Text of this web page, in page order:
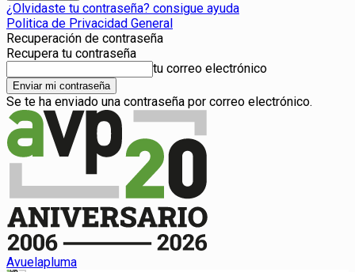
¿Olvidaste tu contraseña? consigue ayuda
Politica de Privacidad General
Recuperación de contraseña
Recupera tu contraseña
tu correo electrónico
Se te ha enviado una contraseña por correo electrónico.
Avuelapluma